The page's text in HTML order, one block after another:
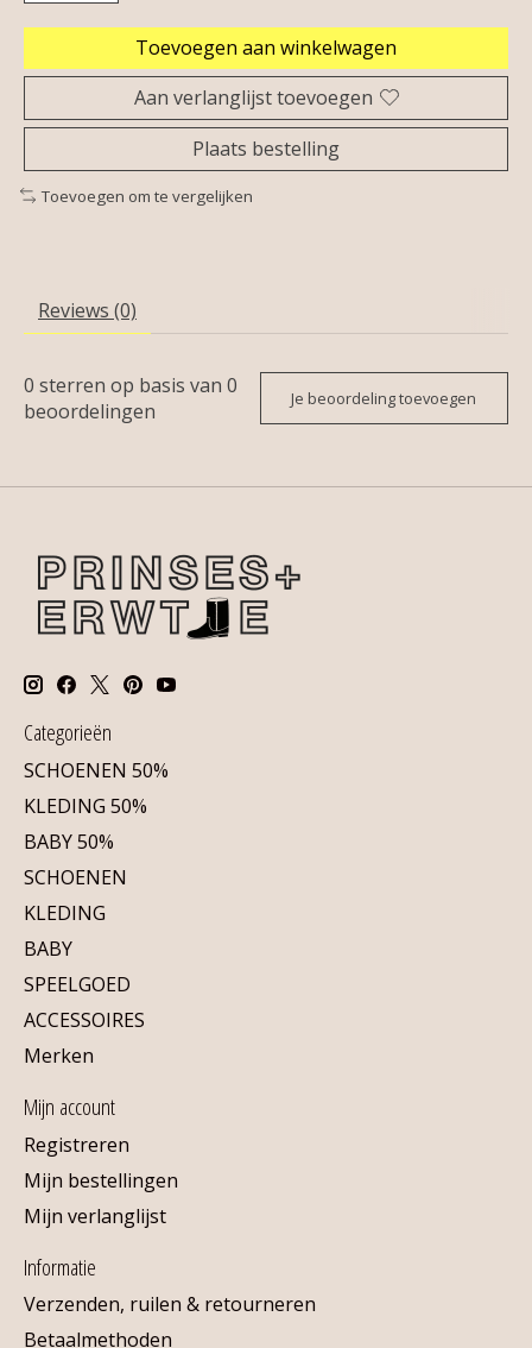
Toevoegen aan winkelwagen
Aan verlanglijst toevoegen
Plaats bestelling
Toevoegen om te vergelijken
Reviews (0)
0 sterren op basis van 0
beoordelingen
Je beoordeling toevoegen
Categorieën
SCHOENEN 50%
KLEDING 50%
BABY 50%
SCHOENEN
KLEDING
BABY
SPEELGOED
ACCESSOIRES
Merken
Mijn account
Registreren
Mijn bestellingen
Mijn verlanglijst
Informatie
Verzenden, ruilen & retourneren
Betaalmethoden